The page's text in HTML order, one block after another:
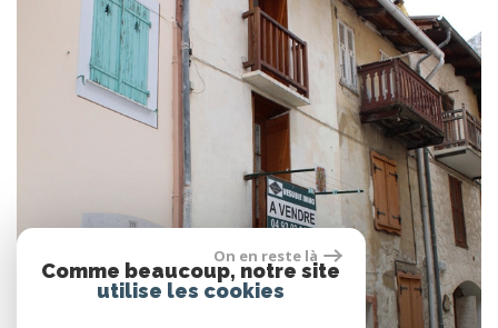
On en reste là
Comme beaucoup, notre site
utilise les cookies